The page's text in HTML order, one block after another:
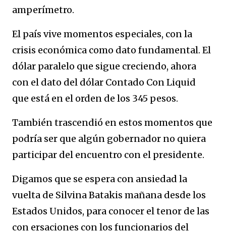
amperímetro.
El país vive momentos especiales, con la
crisis económica como dato fundamental. El
dólar paralelo que sigue creciendo, ahora
con el dato del dólar Contado Con Liquid
que está en el orden de los 345 pesos.
También trascendió en estos momentos que
podría ser que algún gobernador no quiera
participar del encuentro con el presidente.
Digamos que se espera con ansiedad la
vuelta de Silvina Batakis mañana desde los
Estados Unidos, para conocer el tenor de las
con ersaciones con los funcionarios del